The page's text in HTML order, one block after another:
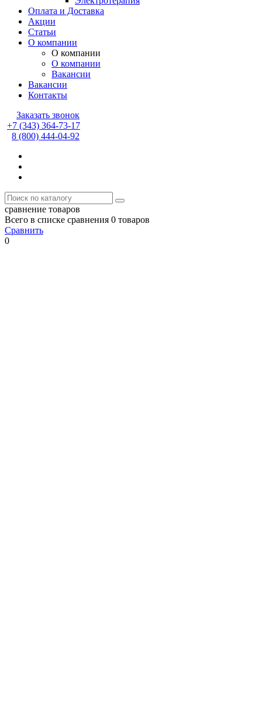
Оплата и Доставка
Акции
Статьи
О компании
О компании
О компании
Вакансии
Вакансии
Контакты
Заказать звонок
+7 (343) 364-73-17
8 (800) 444-04-92
сравнение товаров
Всего в списке сравнения 0 товаров
Сравнить
0